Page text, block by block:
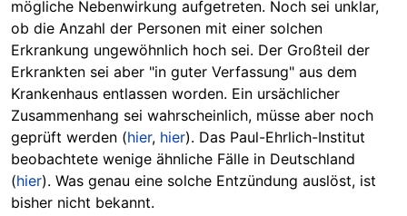
mögliche Nebenwirkung aufgetreten. Noch sei unklar,
ob die Anzahl der Personen mit einer solchen
Erkrankung ungewöhnlich hoch sei. Der Großteil der
Erkrankten sei aber "in guter Verfassung" aus dem
Krankenhaus entlassen worden. Ein ursächlicher
Zusammenhang sei wahrscheinlich, müsse aber noch
geprüft werden (hier, hier). Das Paul-Ehrlich-Institut
beobachtete wenige ähnliche Fälle in Deutschland
(hier). Was genau eine solche Entzündung auslöst, ist
bisher nicht bekannt.